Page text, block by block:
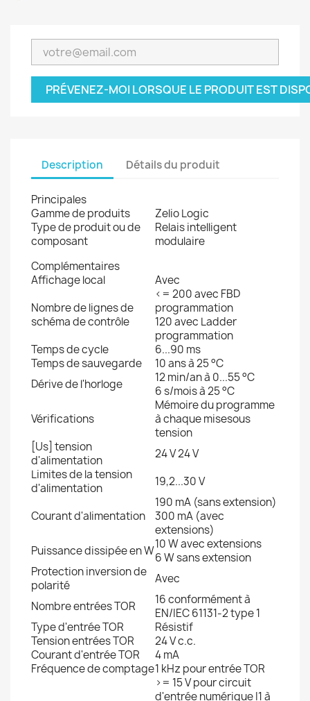
PRÉVENEZ-MOI LORSQUE LE PRODUIT EST
Description Détails du produit
Principales
Gamme de produits
Zelio Logic
Type de produit ou de
composant
Relais intelligent
modulaire
Complémentaires
Affichage local
Avec
Nombre de lignes de
schéma de contrôle
<= 200 avec FBD
programmation
120 avec Ladder
programmation
Temps de cycle
6...90 ms
Temps de sauvegarde
10 ans à 25 °C
Dérive de l'horloge
12 min/an à 0...55 °C
6 s/mois à 25 °C
Vérifications
Mémoire du programme
à chaque misesous
tension
[Us] tension
d'alimentation
24 V 24 V
Limites de la tension
d'alimentation
19,2...30 V
Courant d'alimentation
190 mA (sans extension)
300 mA (avec
extensions)
Puissance dissipée en W10 W avec extensions
6 W sans extension
Protection inversion de
polarité
Avec
Nombre entrées TOR
16 conformément à
EN/IEC 61131-2 type 1
Type d'entrée TOR
Résistif
Tension entrées TOR
24 V c.c.
Courant d'entrée TOR
4 mA
Fréquence de comptage1 kHz pour entrée TOR
>= 15 V pour circuit
d'entrée numérique I1 à